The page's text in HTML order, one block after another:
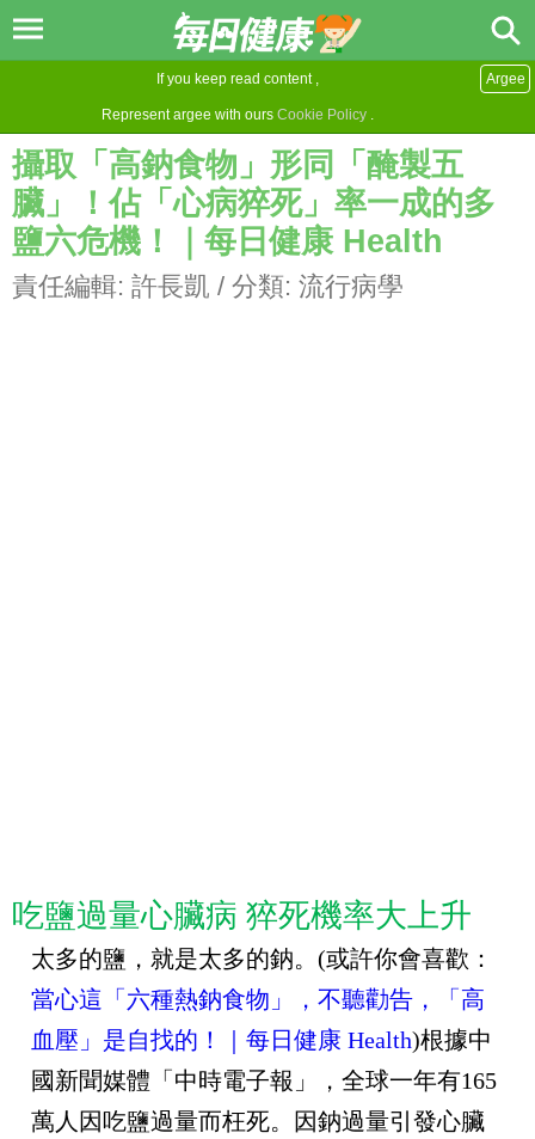
If you keep read content ,
Represent argee with ours Cookie Policy .
Argee
攝取「高鈉食物」形同「醃製五
臟」！佔「心病猝死」率一成的多
鹽六危機！｜每日健康 Health
責任編輯: 許長凱 / 分類: 流行病學
吃鹽過量心臟病 猝死機率大上升
太多的鹽，就是太多的鈉。 (或許你會喜歡：
當心這「六種熱鈉食物」，不聽勸告，「高
血壓」是自找的！｜每日健康 Health)根據中
國新聞媒體「中時電子報」，全球一年有165
萬人因吃鹽過量而枉死。因鈉過量引發心臟